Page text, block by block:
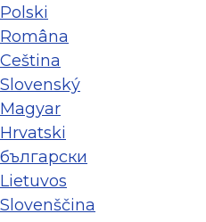
Polski
Româna
Ceština
Slovenský
Magyar
Hrvatski
български
Lietuvos
Slovenščina